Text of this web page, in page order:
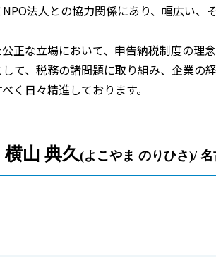
法人との協力関係にあり、幅広い、
正な立場において、申告納税制度の理
て、税務の諸問題に取り組み、企業の
く日々精進しております。
横山 典久(よこやま のりひさ)/